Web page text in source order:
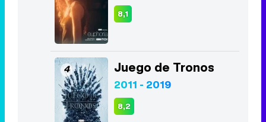
8,1
4 Juego de Tronos
2011 - 2019
8,2